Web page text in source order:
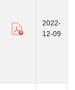
2022-
12-09